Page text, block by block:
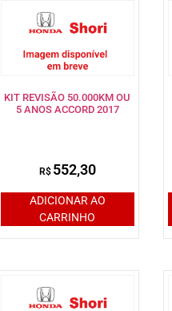
KIT REVISÃO 50.000KM OU
5 ANOS ACCORD 2017
R$ 552,30
ADICIONAR AO
CARRINHO